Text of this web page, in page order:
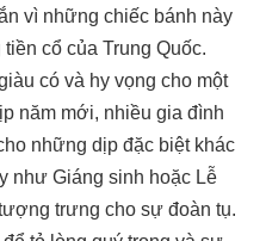
vì những chiếc bánh này
cổ của Trung Quốc.
có và hy vọng cho một
năm mới, nhiều gia đình
những dịp đặc biệt khác
như Giáng sinh hoặc Lễ
trưng cho sự đoàn tụ.